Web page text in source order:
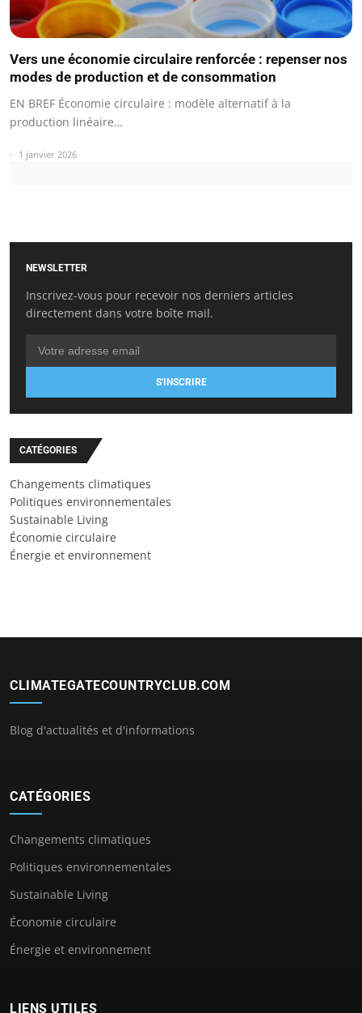
Vers une économie circulaire renforcée : repenser nos
modes de production et de consommation
EN BREF Économie circulaire : modèle alternatif à la
production linéaire…
1 janvier 2026
NEWSLETTER
Inscrivez-vous pour recevoir nos derniers articles
directement dans votre boîte mail.
S'INSCRIRE
CATÉGORIES
Changements climatiques
Politiques environnementales
Sustainable Living
Économie circulaire
Énergie et environnement
CLIMATEGATECOUNTRYCLUB.COM
Blog d'actualités et d'informations
CATÉGORIES
Changements climatiques
Politiques environnementales
Sustainable Living
Économie circulaire
Énergie et environnement
LIENS UTILES